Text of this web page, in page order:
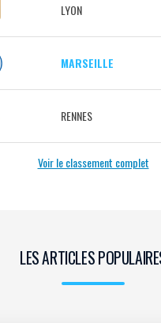
LYON
MARSEILLE
RENNES
Voir le classement complet
LES ARTICLES